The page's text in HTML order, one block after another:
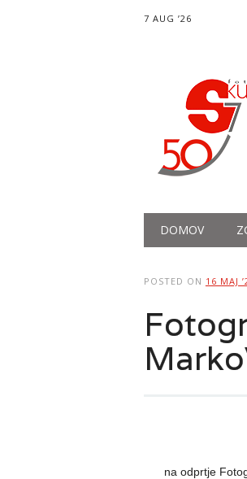
7 AUG ’26
Main
DOMOV
POSTED ON 16 MAJ
na odprtje